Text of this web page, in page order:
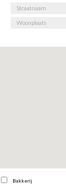
Bakkerij